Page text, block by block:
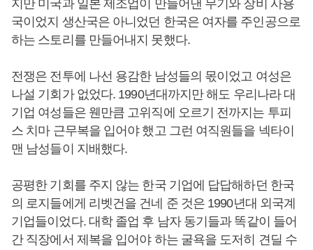
지만 미국과 일본 제조업이 만들어낸 무기와 장비 사용
국이었지 생산국은 아니었던 한국은 여자를 주인공으로
하는 스토리를 만들어내지 못했다.
전쟁은 전투에 나선 용감한 남성들의 몫이었고 여성은
나설 기회가 없었다. 1990년대까지만 해도 우리나라 대
기업 여성들은 웬만큼 고위직에 오르기 전까지는 투피
스 치마 근무복을 입어야 했고 그런 여직원들을 넥타이
맨 남성들이 지배했다.
공평한 기회를 주지 않는 한국 기업에 답답해하던 한국
의 로지들에게 리벳건을 건네 준 것은 1990년대 외국계
기업들이었다. 대학 졸업 후 남자 동기들과 똑같이 들어
간 직장에서 제복을 입어야 하는 굴욕을 도저히 견딜 수